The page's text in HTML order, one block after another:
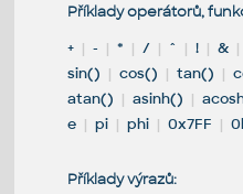
Příklady operátorů,
+ | - | * | / | ^ | ! | & |
sin() | cos() | tan() |
atan() | asinh() |
e | pi | phi | 0x7FF |
Příklady výrazů: